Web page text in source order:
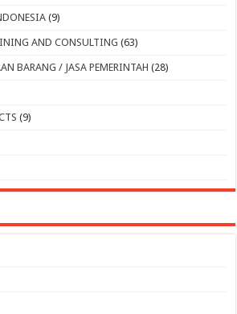
(9)
AND CONSULTING (63)
BARANG / JASA PEMERINTAH (28)
(9)